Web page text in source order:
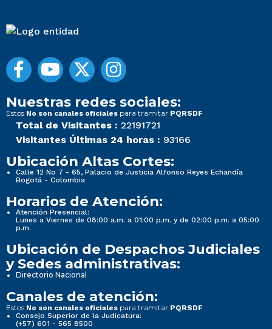
Nuestras redes sociales:
Estos No son canales oficiales para tramitar PQRSDF
Total de Visitantes : 22191721
Visitantes Últimas 24 horas : 93166
Ubicación Altas Cortes:
Calle 12 No 7 - 65, Palacio de Justicia Alfonso Reyes Echandía
Bogotá - Colombia
Horarios de Atención:
Atención Presencial:
Lunes a Viernes de 08:00 a.m. a 01:00 p.m. y de 02:00 p.m. a 05:00
p.m.
Ubicación de Despachos Judiciales
y Sedes administrativas:
Directorio Nacional
Canales de atención:
Estos No son canales oficiales para tramitar PQRSDF
Consejo Superior de la Judicatura:
(+57) 601 - 565 8500